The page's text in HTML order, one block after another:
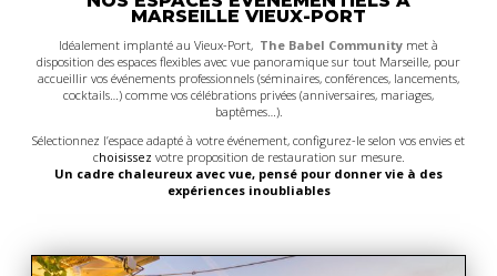
MARSEILLE VIEUX-PORT
Idéalement implanté au Vieux-Port, The Babel Community met à
disposition des espaces flexibles avec vue panoramique sur tout Marseille, pour
accueillir vos événements professionnels (séminaires, conférences, lancements,
cocktails…) comme vos célébrations privées (anniversaires, mariages,
baptêmes…).
Sélectionnez l’espace adapté à votre événement, configurez-le selon vos envies et
choisissez votre proposition de restauration sur mesure.
Un cadre chaleureux avec vue, pensé pour donner vie à des
expériences inoubliables